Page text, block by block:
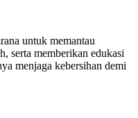
untuk memantau
serta memberikan edukasi
menjaga kebersihan demi